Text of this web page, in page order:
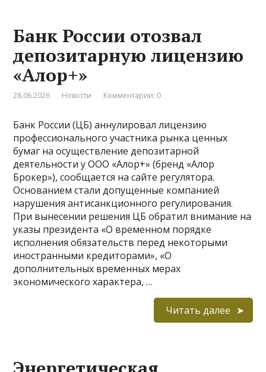
Банк России отозвал
депозитарную лицензию
«Алор+»
28.06.2026 Новости Комментарии: 0
Банк России (ЦБ) аннулировал лицензию
профессионального участника рынка ценных
бумаг на осуществление депозитарной
деятельности у ООО «Алор+» (бренд «Алор
Брокер»), сообщается на сайте регулятора.
Основанием стали допущенные компанией
нарушения антисанкционного регулирования.
При вынесении решения ЦБ обратил внимание на
указы президента «О временном порядке
исполнения обязательств перед некоторыми
иностранными кредиторами», «О
дополнительных временных мерах
экономического характера, …
Читать далее